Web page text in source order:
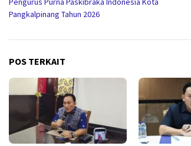
Pangkalpinang Tahun 2026
POS TERKAIT